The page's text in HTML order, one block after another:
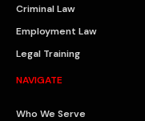
Criminal Law
Employment Law
Legal Training
NAVIGATE
Who We Serve